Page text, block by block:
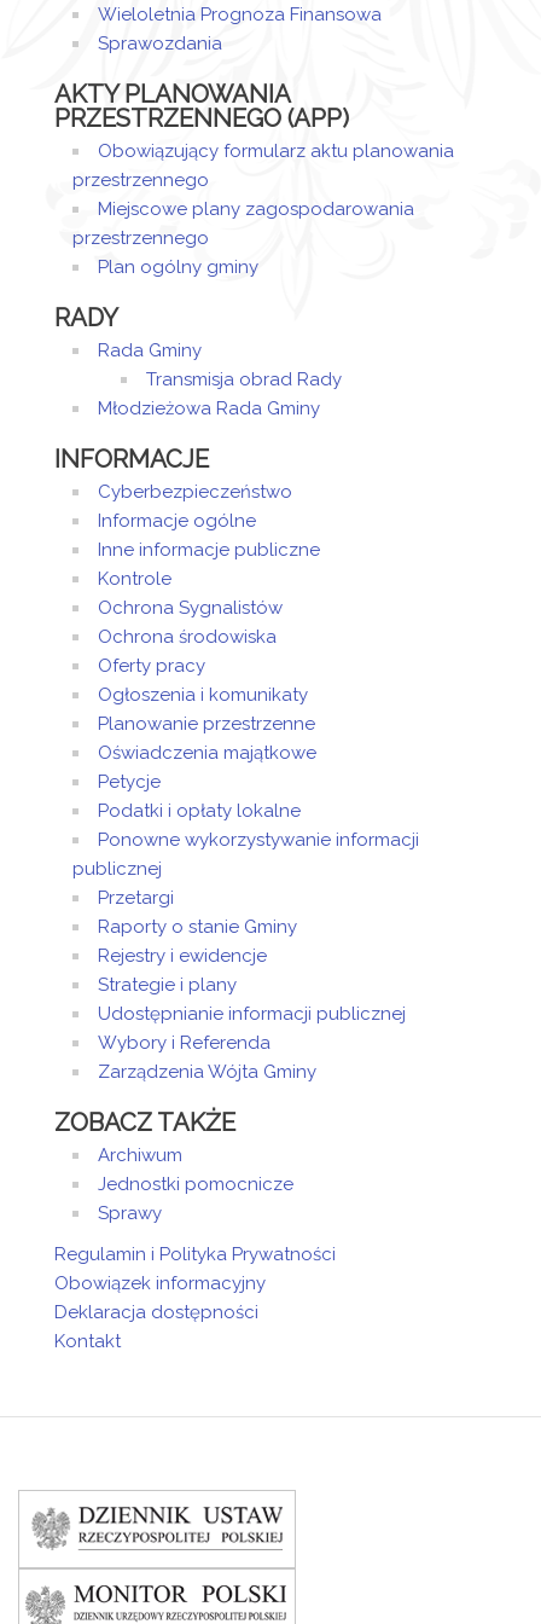
Prognozy Finansowej
Liczba artykułów: 1
Wieloletnia Prognoza Finansowa
Sprawozdania
AKTY PLANOWANIA
PRZESTRZENNEGO (APP)
Obowiązujący formularz aktu planowania
przestrzennego
Miejscowe plany zagospodarowania
przestrzennego
Plan ogólny gminy
RADY
Rada Gminy
Transmisja obrad Rady
Młodzieżowa Rada Gminy
INFORMACJE
Cyberbezpieczeństwo
Informacje ogólne
Inne informacje publiczne
Kontrole
Ochrona Sygnalistów
Ochrona środowiska
Oferty pracy
Ogłoszenia i komunikaty
Planowanie przestrzenne
Oświadczenia majątkowe
Petycje
Podatki i opłaty lokalne
Ponowne wykorzystywanie informacji
publicznej
Przetargi
Raporty o stanie Gminy
Rejestry i ewidencje
Strategie i plany
Udostępnianie informacji publicznej
Wybory i Referenda
Zarządzenia Wójta Gminy
ZOBACZ TAKŻE
Archiwum
Jednostki pomocnicze
Sprawy
Regulamin i Polityka Prywatności
Obowiązek informacyjny
Deklaracja dostępności
Kontakt